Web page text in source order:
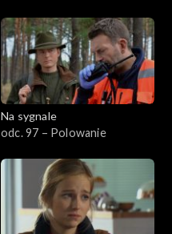
Na sygnale
odc. 97 – Polowanie